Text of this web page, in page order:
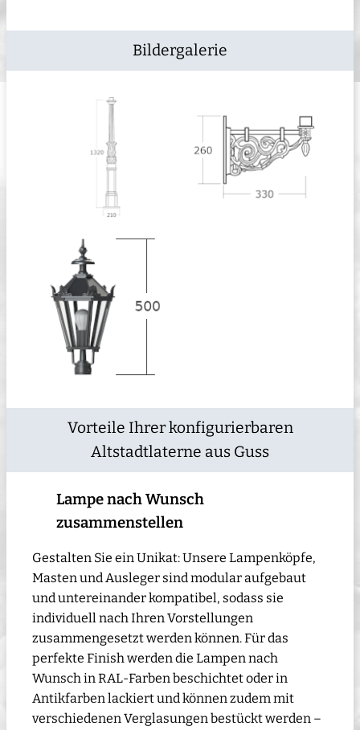
Bildergalerie
Vorteile Ihrer konfigurierbaren
Altstadtlaterne aus Guss
Lampe nach Wunsch
zusammenstellen
Gestalten Sie ein Unikat: Unsere Lampenköpfe,
Masten und Ausleger sind modular aufgebaut
und untereinander kompatibel, sodass sie
individuell nach Ihren Vorstellungen
zusammengesetzt werden können. Für das
perfekte Finish werden die Lampen nach
Wunsch in RAL-Farben beschichtet oder in
Antikfarben lackiert und können zudem mit
verschiedenen Verglasungen bestückt werden –